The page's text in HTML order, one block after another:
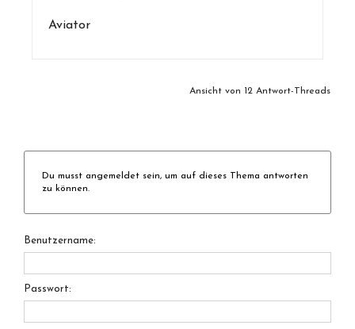
Aviator
Ansicht von 12 Antwort-Threads
Du musst angemeldet sein, um auf dieses Thema antworten
zu können.
Benutzername:
Passwort: